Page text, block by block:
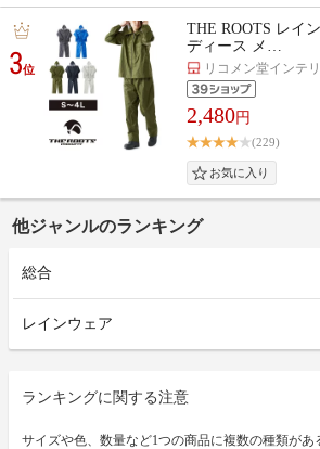
3位
THE ROOTS レイ
ディース メ…
リコメン堂インテ
2,480円
(229)
他ジャンルのランキング
総合
レインウェア
ランキングに関する注意
サイズや色、数量など1つの商品に複数の種類が